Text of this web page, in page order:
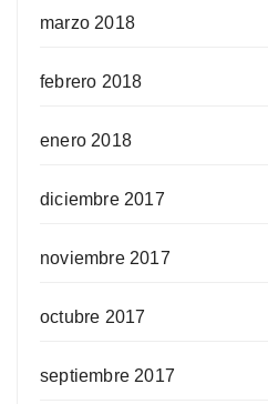
marzo 2018
febrero 2018
enero 2018
diciembre 2017
noviembre 2017
octubre 2017
septiembre 2017